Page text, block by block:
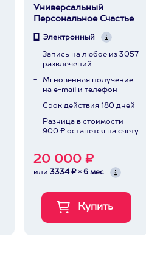
Универсальный
Персональное Счастье
Электронный
Запись на любое из 3057
развлечений
Мгновенная получение
на e-mail и телефон
Срок действия 180 дней
Разница в стоимости
900 ₽ останется на счету
20 000 ₽
или 3334 ₽ × 6 мес